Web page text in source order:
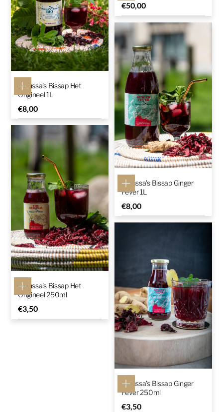
€50,00
Moussa's Bissap Het
Origineel 1L
€8,00
Moussa's Bissap Ginger
Fever 1L
€8,00
Moussa's Bissap Het
Origineel 250ml
€3,50
Moussa’s Bissap Ginger
Fever 250ml
€3,50